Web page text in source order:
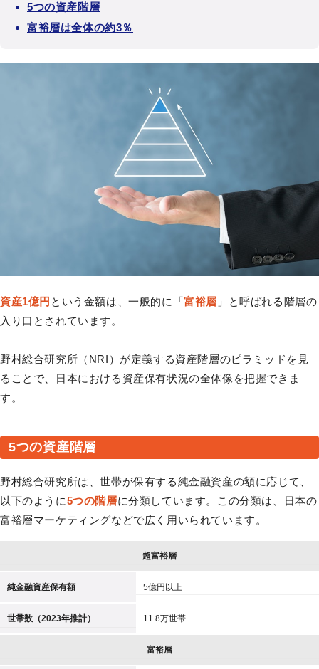
5つの資産階層
富裕層は全体の約3％
資産1億円 という金額は、一般的に「富裕層 」と呼ばれる階層の
入り口とされています。
野村総合研究所（NRI）が定義する資産階層のピラミッドを見
ることで、日本における資産保有状況の全体像を把握できま
す。
5つの資産階層
野村総合研究所は、世帯が保有する純金融資産の額に応じて、
以下のように5つの階層に分類しています。この分類は、日本の
富裕層マーケティングなどで広く用いられています。
超富裕層
純金融資産保有額 5億円以上
世帯数（2023年推計） 11.8万世帯
富裕層